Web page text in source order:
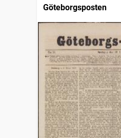
Göteborgsposten